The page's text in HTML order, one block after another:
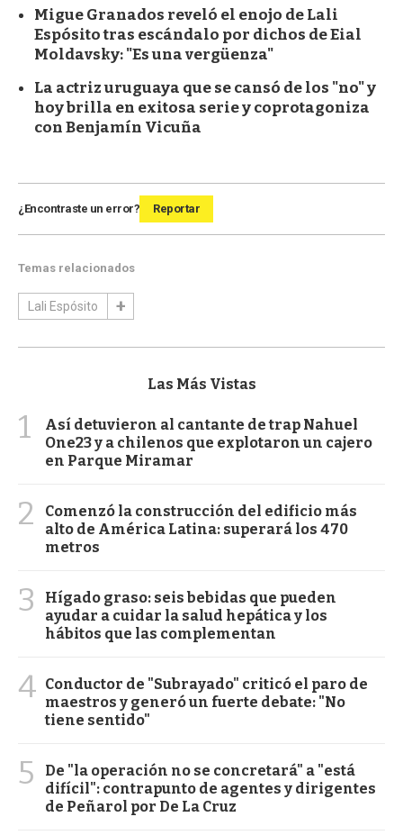
Migue Granados reveló el enojo de Lali
Espósito tras escándalo por dichos de Eial
Moldavsky: "Es una vergüenza"
La actriz uruguaya que se cansó de los "no" y
hoy brilla en exitosa serie y coprotagoniza
con Benjamín Vicuña
¿Encontraste un error? Reportar
Temas relacionados
Lali Espósito
Las Más Vistas
1
Así detuvieron al cantante de trap Nahuel
One23 y a chilenos que explotaron un cajero
en Parque Miramar
2
Comenzó la construcción del edificio más
alto de América Latina: superará los 470
metros
3
Hígado graso: seis bebidas que pueden
ayudar a cuidar la salud hepática y los
hábitos que las complementan
4 Conductor de "Subrayado" criticó el paro de
maestros y generó un fuerte debate: "No
tiene sentido"
5
De "la operación no se concretará" a "está
difícil": contrapunto de agentes y dirigentes
de Peñarol por De La Cruz